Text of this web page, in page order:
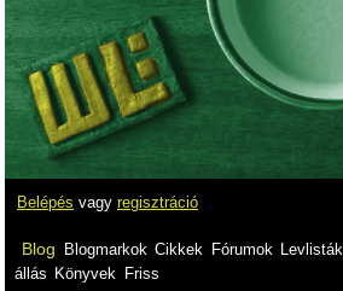
Belépés vagy regisztráció
Blog Blogmarkok Cikkek Fórumok Levlisták
állás Könyvek Friss